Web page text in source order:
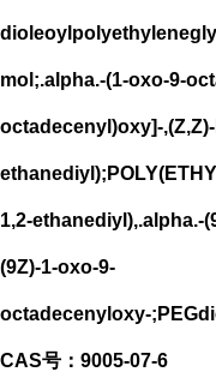
mol;.alpha.-(1-oxo-9-
octadecenyl)oxy]-
1,2-ethanediyl),.alpha.-
(9Z)-1-oxo-9-
octadecenyloxy-
CAS号：9005-07-6